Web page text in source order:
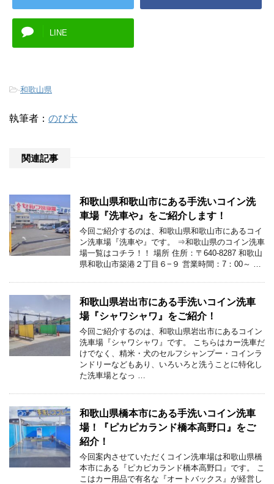
LINE
-和歌山県
執筆者： のび太
関連記事
和歌山県和歌山市にある手洗いコイン洗
車場『洗車や』をご紹介します！
今回ご紹介するのは、和歌山県和歌山市にあるコイ
ン洗車場『洗車や』です。 ⇒和歌山県のコイン洗車
場一覧はコチラ！！ 場所 住所：〒640-8287 和歌山
県和歌山市築港２丁目６−９ 営業時間：7：00～ …
和歌山県岩出市にある手洗いコイン洗車
場『シャワシャワ』をご紹介！
今回ご紹介するのは、和歌山県岩出市にあるコイン
洗車場『シャワシャワ』です。 こちらはカー洗車だ
けでなく、精米・犬のセルフシャンプー・コインラ
ンドリーなどもあり、いろいろと洗うことに特化し
た洗車場となっ …
和歌山県橋本市にある手洗いコイン洗車
場！『ピカピカランド橋本高野口』をご
紹介！
今回案内させていただくコイン洗車場は和歌山県橋
本市にある『ピカピカランド橋本高野口』です。 こ
こはカー用品で有名な『オートバックス』が経営し